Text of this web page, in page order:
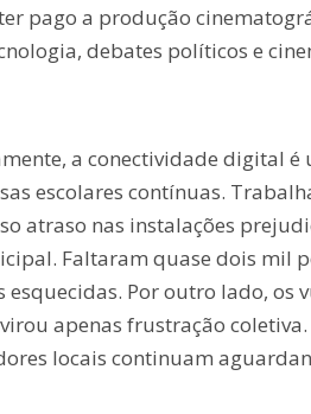
pago a produção
debates políticos e
a conectividade digital é
escolares contínuas.
atraso nas instalações
Faltaram quase dois mil
Por outro lado, os
apenas frustração coletiva.
locais continuam